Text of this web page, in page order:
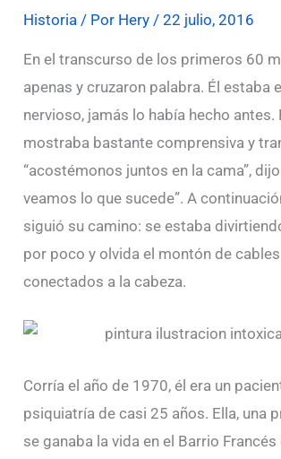
Historia / Por Hery /22 julio, 2016
En el transcurso de los primeros 60
apenas y cruzaron palabra. Él estaba
nervioso, jamás lo había hecho antes.
mostraba bastante comprensiva y
“acostémonos juntos en la cama”, dijo
veamos lo que sucede”. A
siguió su camino: se estaba
por poco y olvida el montón de
conectados a la cabeza.
Corría el año de 1970, él era un
psiquiatría de casi 25 años. Ella, una
se ganaba la vida en el Barrio Francés